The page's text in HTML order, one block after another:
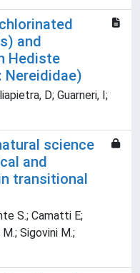
and
Hediste
Nereididae)
D; Guarneri, I;
science
and
transitional
S.; Camatti E;
Sigovini M.;